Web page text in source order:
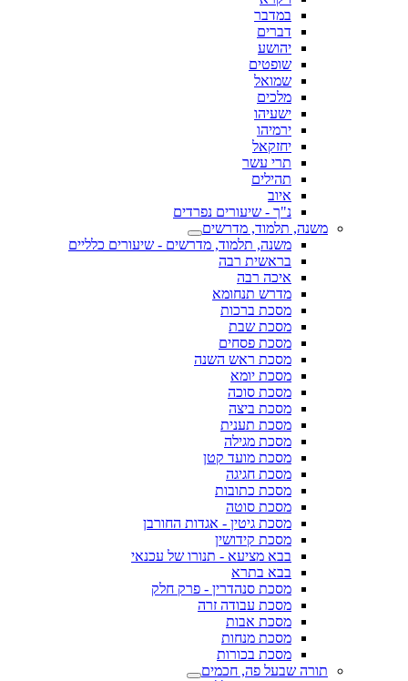
במדבר
דברים
יהושע
שופטים
שמואל
מלכים
ישעיהו
ירמיהו
יחזקאל
תרי עשר
תהילים
איוב
נ"ך - שיעורים נפרדים
משנה, תלמוד, מדרשים
משנה, תלמוד, מדרשים - שיעורים כלליים
בראשית רבה
איכה רבה
מדרש תנחומא
מסכת ברכות
מסכת שבת
מסכת פסחים
מסכת ראש השנה
מסכת יומא
מסכת סוכה
מסכת ביצה
מסכת תענית
מסכת מגילה
מסכת מועד קטן
מסכת חגיגה
מסכת כתובות
מסכת סוטה
מסכת גיטין - אגדות החורבן
מסכת קידושין
בבא מציעא - תנורו של עכנאי
בבא בתרא
מסכת סנהדרין - פרק חלק
מסכת עבודה זרה
מסכת אבות
מסכת מנחות
מסכת בכורות
תורה שבעל פה, חכמים